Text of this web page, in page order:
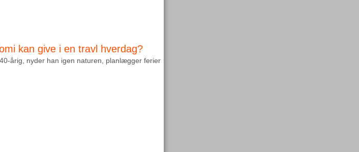
kan give i en travl hverdag?
årig, nyder han igen naturen, planlægger ferier